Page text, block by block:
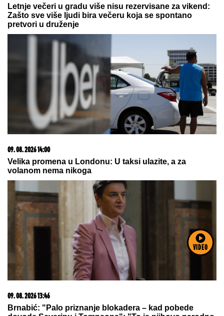
VIDEO
Letnje večeri u gradu više nisu rezervisane za vikend:
Zašto sve više ljudi bira večeru koja se spontano
pretvori u druženje
09. 08. 2026 14:00
Velika promena u Londonu: U taksi ulazite, a za
volanom nema nikoga
09. 08. 2026 13:46
Brnabić: "Palo priznanje blokadera – kad pobede